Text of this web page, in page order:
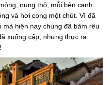
nung thô, mỗi bên cạnh
và hơi cong một chút. Vì đã
hiện nay chúng đã bám rêu
xuống cấp, nhưng thực ra